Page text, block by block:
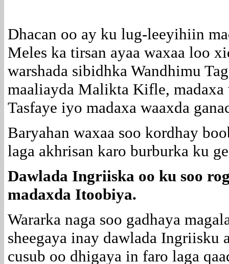
Dhacan oo ay ku lug-leeyihiin
Meles ka tirsan ayaa waxaa loo
warshada sibidhka Wandhimu
maaliayda Malikta Kifle, madaxa
Tasfaye iyo madaxa waaxda
Baryahan waxaa soo kordhay
laga akhrisan karo burburka ku
Dawlada Ingriiska oo ku soo
madaxda Itoobiya.
Wararka naga soo gadhaya
sheegaya inay dawlada Ingriisku
cusub oo dhigaya in faro laga